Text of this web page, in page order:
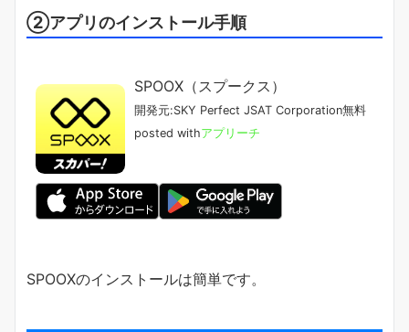
②アプリのインストール手順
SPOOX（スプークス）
開発元:SKY Perfect JSAT Corporation無料
posted withアプリーチ
SPOOXのインストールは簡単です。